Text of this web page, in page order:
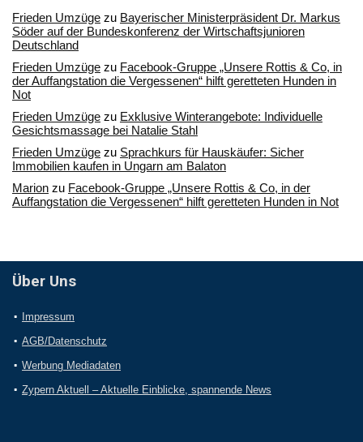
Frieden Umzüge zu Bayerischer Ministerpräsident Dr. Markus
Söder auf der Bundeskonferenz der Wirtschaftsjunioren
Deutschland
Frieden Umzüge zu Facebook-Gruppe „Unsere Rottis & Co, in
der Auffangstation die Vergessenen“ hilft geretteten Hunden in
Not
Frieden Umzüge zu Exklusive Winterangebote: Individuelle
Gesichtsmassage bei Natalie Stahl
Frieden Umzüge zu Sprachkurs für Hauskäufer: Sicher
Immobilien kaufen in Ungarn am Balaton
Marion zu Facebook-Gruppe „Unsere Rottis & Co, in der
Auffangstation die Vergessenen“ hilft geretteten Hunden in Not
Über Uns
Impressum
AGB/Datenschutz
Werbung Mediadaten
Zypern Aktuell – Aktuelle Einblicke, spannende News